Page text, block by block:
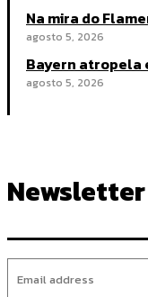
Na mira do
agosto 5, 2026
Bayern atropela
agosto 5, 2026
Newsletter